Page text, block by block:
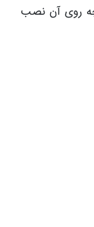
روی آن نصب